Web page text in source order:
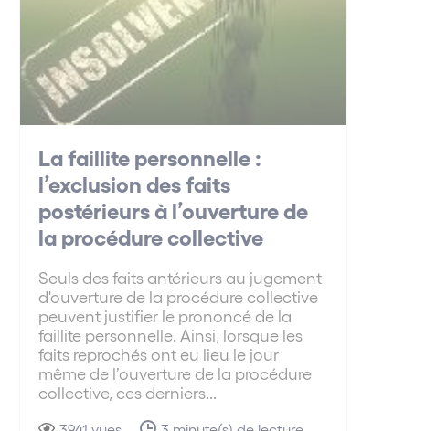
La faillite personnelle :
l’exclusion des faits
postérieurs à l’ouverture de
la procédure collective
Seuls des faits antérieurs au jugement
d'ouverture de la procédure collective
peuvent justifier le prononcé de la
faillite personnelle. Ainsi, lorsque les
faits reprochés ont eu lieu le jour
même de l’ouverture de la procédure
collective, ces derniers...